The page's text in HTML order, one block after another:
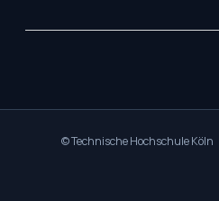
© Technische Hochschule Köln